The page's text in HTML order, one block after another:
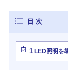
1LED照明を